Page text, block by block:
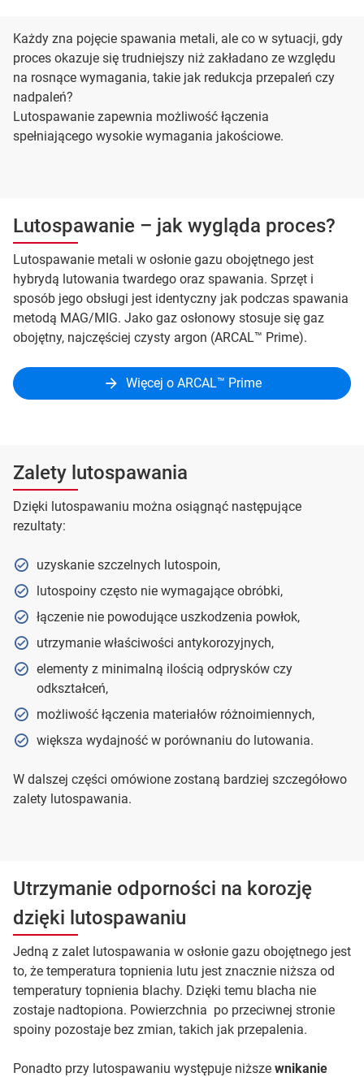
Każdy zna pojęcie spawania metali, ale co w sytuacji, gdy
proces okazuje się trudniejszy niż zakładano ze względu
na rosnące wymagania, takie jak redukcja przepaleń czy
nadpaleń?
Lutospawanie zapewnia możliwość łączenia
spełniającego wysokie wymagania jakościowe.
Lutospawanie – jak wygląda proces?
Lutospawanie metali w osłonie gazu obojętnego jest
hybrydą lutowania twardego oraz spawania. Sprzęt i
sposób jego obsługi jest identyczny jak podczas spawania
metodą MAG/MIG. Jako gaz osłonowy stosuje się gaz
obojętny, najczęściej czysty argon (ARCAL™ Prime).
Więcej o ARCAL™ Prime
Zalety lutospawania
Dzięki lutospawaniu można osiągnąć następujące
rezultaty:
uzyskanie szczelnych lutospoin,
lutospoiny często nie wymagające obróbki,
łączenie nie powodujące uszkodzenia powłok,
utrzymanie właściwości antykorozyjnych,
elementy z minimalną ilością odprysków czy
odkształceń,
możliwość łączenia materiałów różnoimiennych,
większa wydajność w porównaniu do lutowania.
W dalszej części omówione zostaną bardziej szczegółowo
zalety lutospawania.
Utrzymanie odporności na korozję
dzięki lutospawaniu
Jedną z zalet lutospawania w osłonie gazu obojętnego jest
to, że temperatura topnienia lutu jest znacznie niższa od
temperatury topnienia blachy. Dzięki temu blacha nie
zostaje nadtopiona. Powierzchnia po przeciwnej stronie
spoiny pozostaje bez zmian, takich jak przepalenia.
Ponadto przy lutospawaniu występuje niższe wnikanie